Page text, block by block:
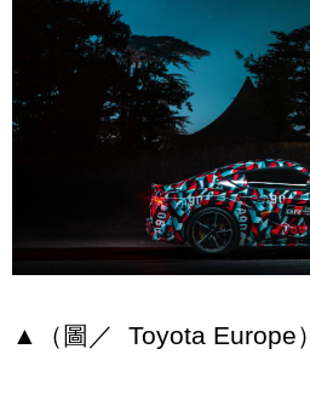
▲（圖／ Toyota Europe）